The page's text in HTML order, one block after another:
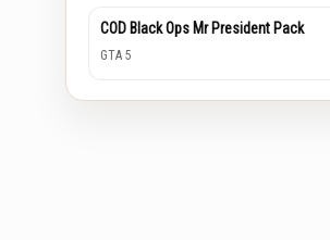
COD Black Ops Mr President Pack
GTA 5